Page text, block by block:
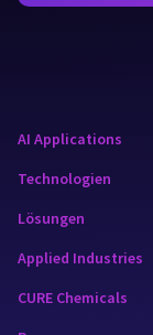
AI Applications
Technologien
Lösungen
Applied Industries
CURE Chemicals